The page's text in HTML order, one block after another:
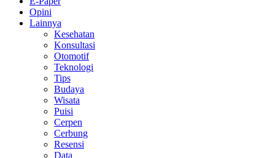
Opini
Lainnya
Kesehatan
Konsultasi
Otomotif
Teknologi
Tips
Budaya
Wisata
Puisi
Cerpen
Cerbung
Resensi
Data